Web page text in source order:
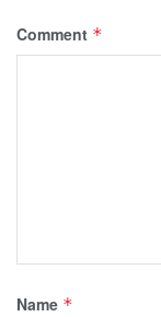
Comment *
Name *